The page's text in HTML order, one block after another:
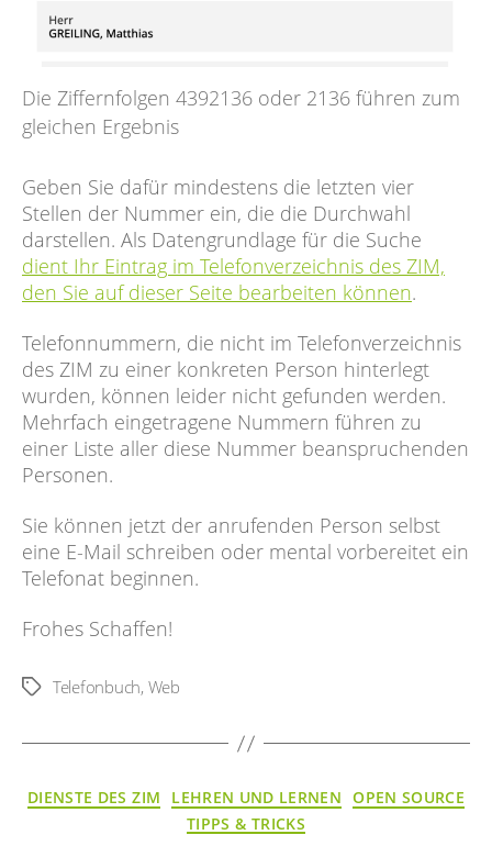
Die Ziffernfolgen 4392136 oder 2136 führen zum
gleichen Ergebnis
Geben Sie dafür mindestens die letzten vier
Stellen der Nummer ein, die die Durchwahl
darstellen. Als Datengrundlage für die Suche
dient Ihr Eintrag im Telefonverzeichnis des ZIM,
den Sie auf dieser Seite bearbeiten können.
Telefonnummern, die nicht im Telefonverzeichnis
des ZIM zu einer konkreten Person hinterlegt
wurden, können leider nicht gefunden werden.
Mehrfach eingetragene Nummern führen zu
einer Liste aller diese Nummer beanspruchenden
Personen.
Sie können jetzt der anrufenden Person selbst
eine E-Mail schreiben oder mental vorbereitet ein
Telefonat beginnen.
Frohes Schaffen!
Schlagwörter
Telefonbuch, Web
Kategorien
DIENSTE DES ZIM LEHREN UND LERNEN OPEN SOURCE
TIPPS & TRICKS